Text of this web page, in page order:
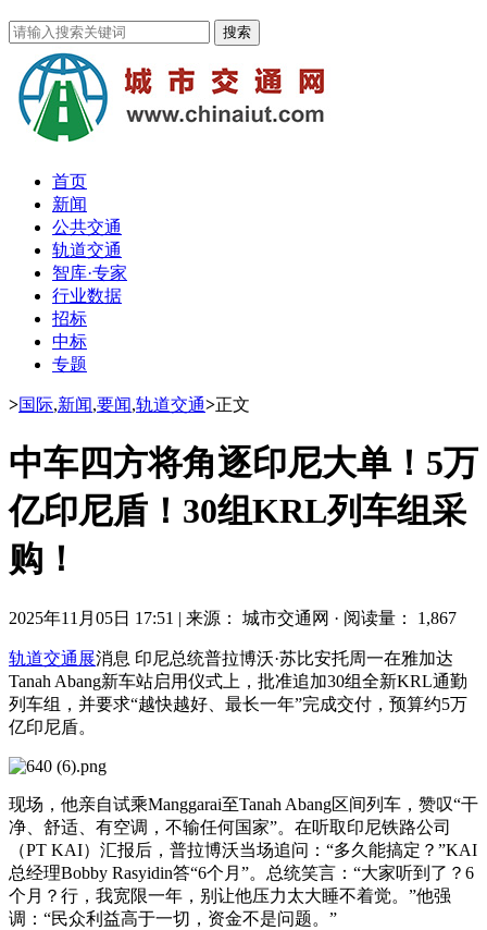
首页
新闻
公共交通
轨道交通
智库·专家
行业数据
招标
中标
专题
>国际,新闻,要闻,轨道交通>正文
中车四方将角逐印尼大单！5万
亿印尼盾！30组KRL列车组采
购！
2025年11月05日 17:51 | 来源： 城市交通网 · 阅读量： 1,867
轨道交通展消息 印尼总统普拉博沃·苏比安托周一在雅加达
Tanah Abang新车站启用仪式上，批准追加30组全新KRL通勤
列车组，并要求“越快越好、最长一年”完成交付，预算约5万
亿印尼盾。
现场，他亲自试乘Manggarai至Tanah Abang区间列车，赞叹“干
净、舒适、有空调，不输任何国家”。在听取印尼铁路公司
（PT KAI）汇报后，普拉博沃当场追问：“多久能搞定？”KAI
总经理Bobby Rasyidin答“6个月”。总统笑言：“大家听到了？6
个月？行，我宽限一年，别让他压力太大睡不着觉。”他强
调：“民众利益高于一切，资金不是问题。”